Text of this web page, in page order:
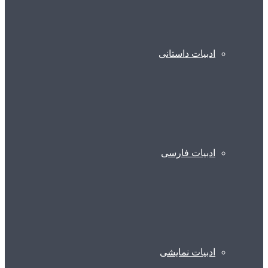
ادبیات داستانی
ادبیات فارسی
ادبیات نمایشی